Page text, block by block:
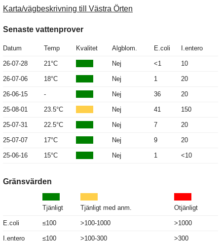
Karta/vägbeskrivning till Västra Örten
Senaste vattenprover
Datum Temp Kvalitet Algblom. E.coli I.entero
26-07-28 21°C Nej <1 10
26-07-06 18°C Nej 1 20
26-06-15 - Nej 36 20
25-08-01 23.5°C Nej 41 150
25-07-31 22.5°C Nej 7 20
25-07-07 17°C Nej 9 20
25-06-16 15°C Nej 1 <10
Gränsvärden
Tjänligt Tjänligt med anm. Otjänligt
E.coli ≤100 >100-1000 >1000
I.entero ≤100 >100-300 >300